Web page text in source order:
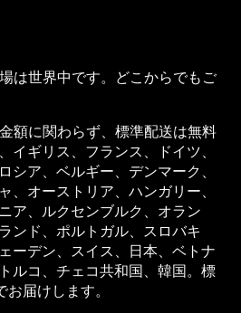
は世界中です。どこからでもご
額に関わらず、標準配送は無料
イギリス、フランス、ドイツ、
シア、ベルギー、デンマーク、
、オーストリア、ハンガリー、
ア、ルクセンブルク、オラン
ンド、ポルトガル、スロバキ
ーデン、スイス、日本、ベトナ
ルコ、チェコ共和国、韓国。標
届けします。